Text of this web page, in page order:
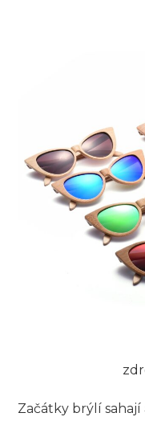
Začátky brýlí sahají